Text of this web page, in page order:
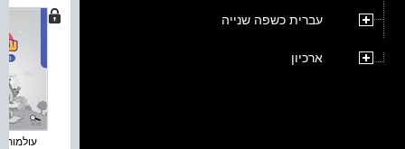
עברית כשפה שנייה
ארכיון
עולמות